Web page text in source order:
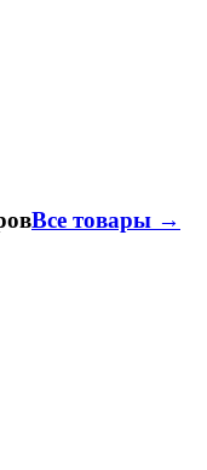
Все товары →